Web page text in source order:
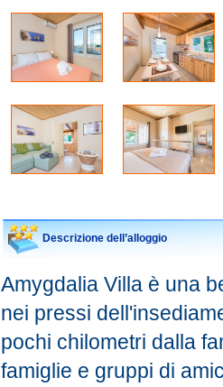
Descrizione dell’alloggio
Amygdalia Villa è una
nei pressi
pochi chilometri dalla
famiglie e gruppi di